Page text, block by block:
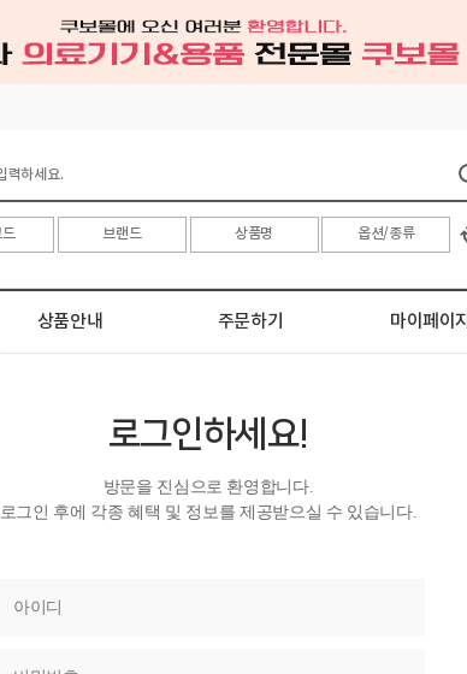
상품안내 주문하기 마이페이지
로그인하세요!
방문을 진심으로 환영합니다.
로그인 후에 각종 혜택 및 정보를 제공받으실 수 있습니다.